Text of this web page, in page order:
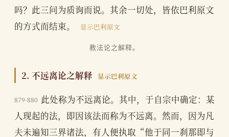
吗？此三问为质询而说。其余一切处，皆依巴利原文
的方式而结束。
显示巴利原文
教法论之解释。
2. 不远离论之解释 显示巴利原文
879-880 此处称为不远离论。其中，于自宗中确定：某
人现起的法，即因该法而称为不远离。然而，因为凡
夫未遍知三界诸法，有人便执取“他于同一刹那即与